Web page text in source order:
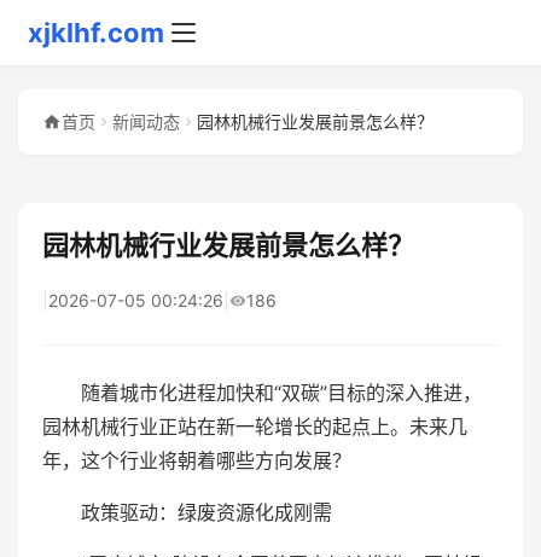
xjklhf.com
首页 新闻动态 园林机械行业发展前景怎么样？
园林机械行业发展前景怎么样？
2026-07-05 00:24:26 186
随着城市化进程加快和“双碳”目标的深入推进，
园林机械行业正站在新一轮增长的起点上。未来几
年，这个行业将朝着哪些方向发展？
政策驱动：绿废资源化成刚需